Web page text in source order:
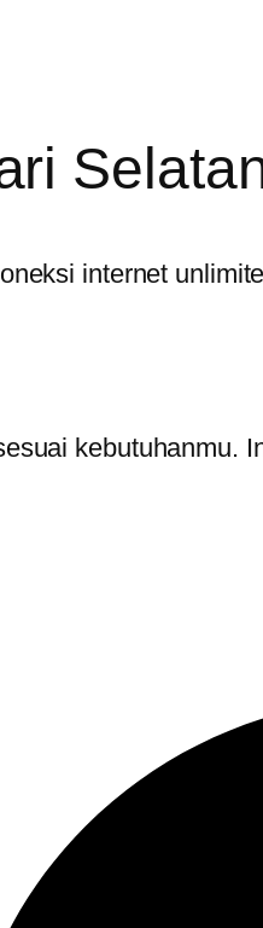
internet
kebutuhanmu.